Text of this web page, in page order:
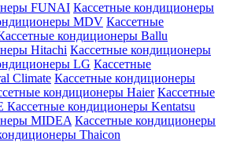
FUNAI Кассетные кондиционеры
MDV Кассетные
кондиционеры Ballu
Hitachi Кассетные кондиционеры
LG Кассетные
Climate Кассетные кондиционеры
кондиционеры Haier Кассетные
Кассетные кондиционеры Kentatsu
MIDEA Кассетные кондиционеры
Thaicon